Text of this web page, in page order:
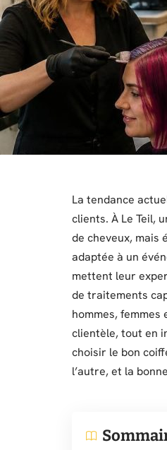
La tendance
clients. À Le Teil,
de cheveux, mais
adaptée à un
mettent leur
de traitements
hommes,
clientèle, tout en
choisir le bon
l’autre, et la